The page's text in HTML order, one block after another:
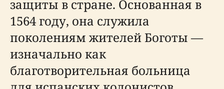
защиты в стране. Основанная в
1564 году, она служила
поколениям жителей Боготы —
изначально как
благотворительная больница